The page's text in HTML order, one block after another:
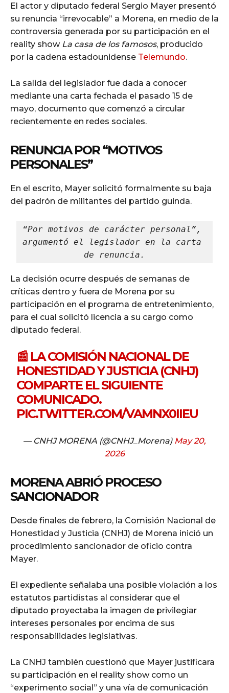
El actor y diputado federal Sergio Mayer presentó
su renuncia “irrevocable” a Morena, en medio de la
controversia generada por su participación en el
reality show La casa de los famosos, producido
por la cadena estadounidense Telemundo.
La salida del legislador fue dada a conocer
mediante una carta fechada el pasado 15 de
mayo, documento que comenzó a circular
recientemente en redes sociales.
RENUNCIA POR “MOTIVOS
PERSONALES”
En el escrito, Mayer solicitó formalmente su baja
del padrón de militantes del partido guinda.
“Por motivos de carácter personal”,
argumentó el legislador en la carta
de renuncia.
La decisión ocurre después de semanas de
críticas dentro y fuera de Morena por su
participación en el programa de entretenimiento,
para el cual solicitó licencia a su cargo como
diputado federal.
📰 LA COMISIÓN NACIONAL DE
HONESTIDAD Y JUSTICIA (CNHJ)
COMPARTE EL SIGUIENTE
COMUNICADO.
PIC.TWITTER.COM/VAMNX0IIEU
— CNHJ MORENA (@CNHJ_Morena) May 20,
2026
MORENA ABRIÓ PROCESO
SANCIONADOR
Desde finales de febrero, la Comisión Nacional de
Honestidad y Justicia (CNHJ) de Morena inició un
procedimiento sancionador de oficio contra
Mayer.
El expediente señalaba una posible violación a los
estatutos partidistas al considerar que el
diputado proyectaba la imagen de privilegiar
intereses personales por encima de sus
responsabilidades legislativas.
La CNHJ también cuestionó que Mayer justificara
su participación en el reality show como un
“experimento social” y una vía de comunicación